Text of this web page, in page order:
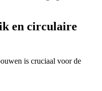
en circulaire
is cruciaal voor de